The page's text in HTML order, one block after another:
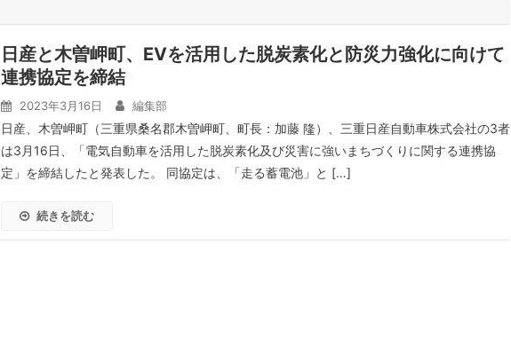
日産と木曽岬町、EVを活用した脱炭素化と防災力強化に向けて
連携協定を締結
2023年3月16日 編集部
日産、木曽岬町（三重県桑名郡木曽岬町、町長：加藤 隆）、三重日産自動車株式会社の3者
は3月16日、「電気自動車を活用した脱炭素化及び災害に強いまちづくりに関する連携協
定」を締結したと発表した。 同協定は、「走る蓄電池」と […]
続きを読む